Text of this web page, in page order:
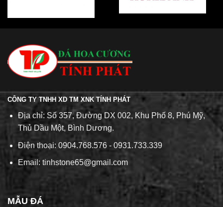
CÔNG TY TNHH XD TM XNK TÍNH PHÁT
Địa chỉ: Số 357, Đường DX 002, Khu Phố 8, Phú Mỹ,
Thủ Dầu Một, Bình Dương.
Điện thoại: 0904.768.576 - 0931.733.339
Email: tinhstone65@gmail.com
MẪU ĐÁ